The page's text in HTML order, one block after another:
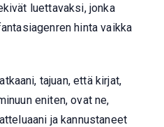
luettavaksi, jonka
hinta vaikka
tajuan, että kirjat,
eniten, ovat ne,
ja kannustaneet